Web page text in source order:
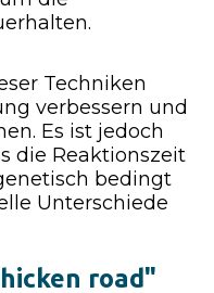
Techniken
verbessern und
Es ist jedoch
die Reaktionszeit
bedingt
Unterschiede
road"